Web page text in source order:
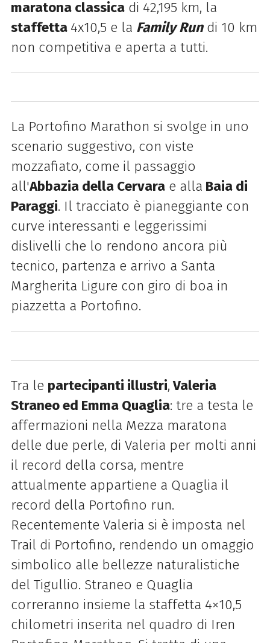
maratona classicadi 42,195 km, la
staffetta 4x10,5 e la Family Rundi 10 km
non competitiva e aperta a tutti.
La Portofino Marathon si svolge in uno
scenario suggestivo, con viste
mozzafiato, come il passaggio
all'Abbazia della Cervarae alla Baia di
Paraggi. Il tracciato è pianeggiante con
curve interessanti e leggerissimi
dislivelli che lo rendono ancora più
tecnico, partenza e arrivo a Santa
Margherita Ligure con giro di boa in
piazzetta a Portofino.
Tra le partecipanti illustri,Valeria
Straneo ed Emma Quaglia: tre a testa le
affermazioni nella Mezza maratona
delle due perle, di Valeria per molti anni
il record della corsa, mentre
attualmente appartiene a Quaglia il
record della Portofino run.
Recentemente Valeria si è imposta nel
Trail di Portofino, rendendo un omaggio
simbolico alle bellezze naturalistiche
del Tigullio. Straneo e Quaglia
correranno insieme la staffetta 4×10,5
chilometri inserita nel quadro di Iren